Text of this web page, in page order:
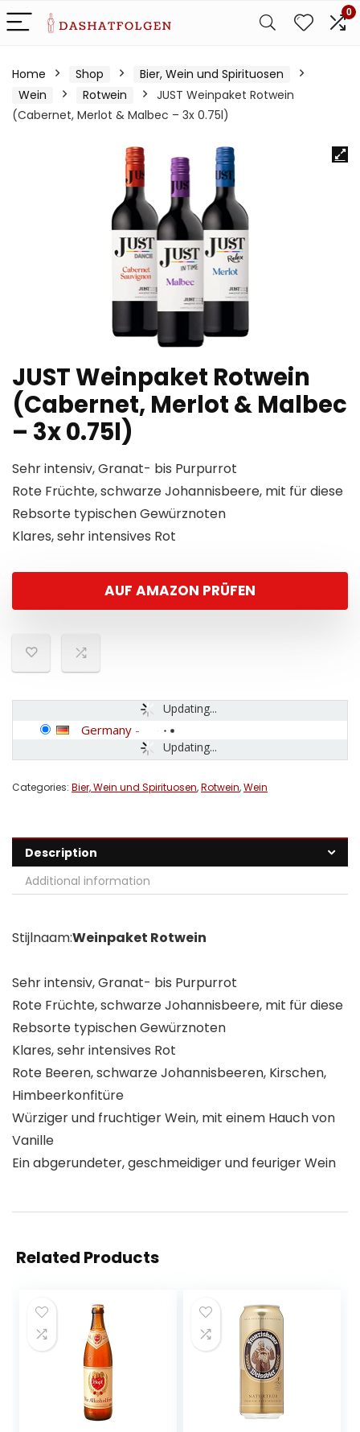
0
Home Shop
Bier, Wein und Spirituosen
Wein
Rotwein
JUST Weinpaket Rotwein
(Cabernet, Merlot & Malbec – 3x 0.75l)
JUST Weinpaket Rotwein
(Cabernet, Merlot & Malbec
– 3x 0.75l)
Sehr intensiv, Granat- bis Purpurrot
Rote Früchte, schwarze Johannisbeere, mit für diese
Rebsorte typischen Gewürznoten
Klares, sehr intensives Rot
AUF AMAZON PRÜFEN
Updating...
Updating...
Germany -
Categories: Bier, Wein und Spirituosen,Rotwein,Wein
Description
Additional information
Stijlnaam:Weinpaket Rotwein
Sehr intensiv, Granat- bis Purpurrot
Rote Früchte, schwarze Johannisbeere, mit für diese
Rebsorte typischen Gewürznoten
Klares, sehr intensives Rot
Rote Beeren, schwarze Johannisbeeren, Kirschen,
Himbeerkonfitüre
Würziger und fruchtiger Wein, mit einem Hauch von
Vanille
Ein abgerundeter, geschmeidiger und feuriger Wein
Related Products